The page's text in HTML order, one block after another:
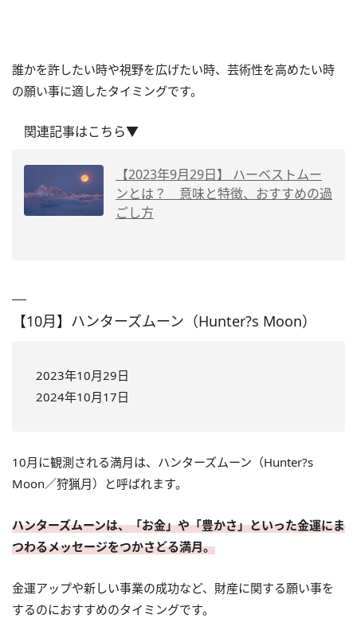
誰かを許したい時や視野を広げたい時、芸術性を高めたい時
の願い事に適したタイミングです。
関連記事はこちら▼
【2023年9月29日】 ハーベストムー
ンとは？ 意味と特徴、おすすめの過
ごし方
【10月】ハンターズムーン（Hunter?s Moon）
2023年10月29日
2024年10月17日
10月に観測される満月は、ハンターズムーン（Hunter?s
Moon／狩猟月）と呼ばれます。
ハンターズムーンは、「お金」や「豊かさ」といった金運にま
つわるメッセージをつかさどる満月。
金運アップや新しい事業の成功など、財産に関する願い事を
するのにおすすめのタイミングです。